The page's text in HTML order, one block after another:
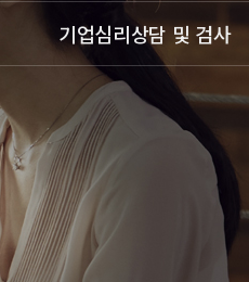
기업심리상담 및 검사
ㆍ기업심리상담 EAP
ㆍEAP 상담문의
ㆍEAP 직무스트레스 검사